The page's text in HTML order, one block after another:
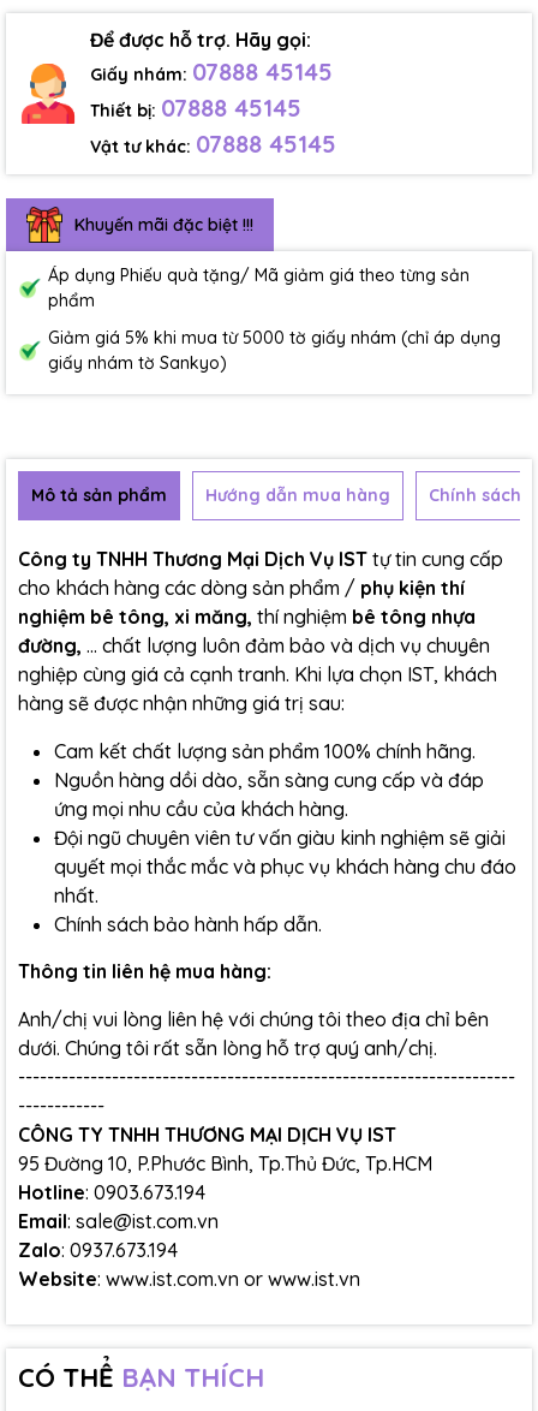
Để được hỗ trợ. Hãy gọi:
Giấy nhám: 07888 45145
Thiết bị: 07888 45145
Vật tư khác: 07888 45145
Khuyến mãi đặc biệt !!!
Áp dụng Phiếu quà tặng/ Mã giảm giá theo từng sản
phẩm
Giảm giá 5% khi mua từ 5000 tờ giấy nhám (chỉ áp dụng
giấy nhám tờ Sankyo)
Mô tả sản phẩm Hướng dẫn mua hàng Chính sách
Công ty TNHH Thương Mại Dịch Vụ IST tự tin cung cấp
cho khách hàng các dòng sản phẩm / phụ kiện thí
nghiệm bê tông, xi măng, thí nghiệm bê tông nhựa
đường, ... chất lượng luôn đảm bảo và dịch vụ chuyên
nghiệp cùng giá cả cạnh tranh. Khi lựa chọn IST, khách
hàng sẽ được nhận những giá trị sau:
Cam kết chất lượng sản phẩm 100% chính hãng.
Nguồn hàng dồi dào, sẵn sàng cung cấp và đáp
ứng mọi nhu cầu của khách hàng.
Đội ngũ chuyên viên tư vấn giàu kinh nghiệm sẽ giải
quyết mọi thắc mắc và phục vụ khách hàng chu đáo
nhất.
Chính sách bảo hành hấp dẫn.
Thông tin liên hệ mua hàng:
Anh/chị vui lòng liên hệ với chúng tôi theo địa chỉ bên
dưới. Chúng tôi rất sẵn lòng hỗ trợ quý anh/chị.
---------------------------------------------------------------------
------------
CÔNG TY TNHH THƯƠNG MẠI DỊCH VỤ IST
95 Đường 10, P.Phước Bình, Tp.Thủ Đức, Tp.HCM
Hotline: 0903.673.194
Email: sale@ist.com.vn
Zalo: 0937.673.194
Website: www.ist.com.vn or www.ist.vn
CÓ THỂ BẠN THÍCH